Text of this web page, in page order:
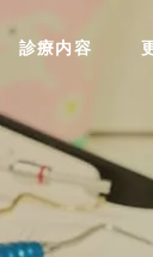
診療内容